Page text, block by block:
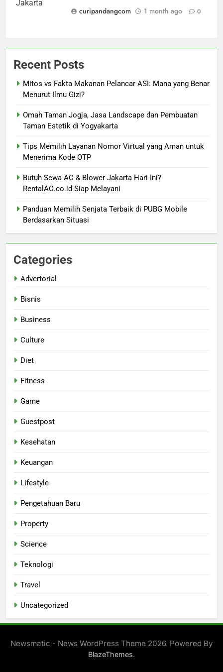
curipandangcom
1 month ago 0
Recent Posts
Mitos vs Fakta Makanan Pelancar ASI: Mana yang Benar
Menurut Ilmu Gizi?
Omah Taman Jogja, Jasa Landscape dan Pembuatan
Taman Estetik di Yogyakarta
Tips Memilih Layanan Nomor Virtual yang Aman untuk
Menerima Kode OTP
Butuh Sewa AC & Blower Jakarta Hari Ini?
RentalAC.co.id Siap Melayani
Panduan Memilih Senjata Terbaik di PUBG Mobile
Berdasarkan Situasi
Categories
Advertorial
Bisnis
Business
Culture
Diet
Fitness
Game
Guestpost
Kesehatan
Keuangan
Lifestyle
Pengetahuan Baru
Property
Science
Teknologi
Travel
Uncategorized
Newsmatic - News WordPress Theme 2026. Powered By
BlazeThemes.